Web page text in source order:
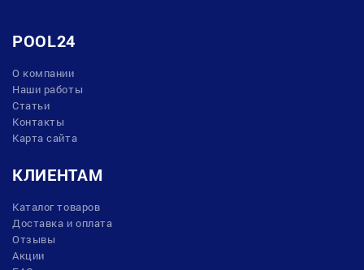
POOL24
О компании
Наши работы
Статьи
Контакты
Карта сайта
КЛИЕНТАМ
Каталог товаров
Доставка и оплата
Отзывы
Акции